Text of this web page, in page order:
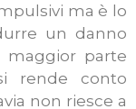
ma è lo
un danno
maggior parte
rende conto
non riesce a